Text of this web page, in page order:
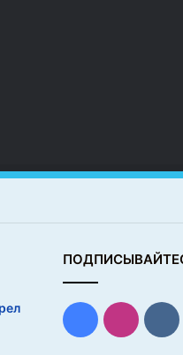
Facebook